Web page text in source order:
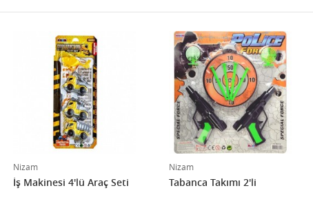
Nizam
İş Makinesi 4'lü Araç Seti
Nizam
Tabanca Takımı 2'li